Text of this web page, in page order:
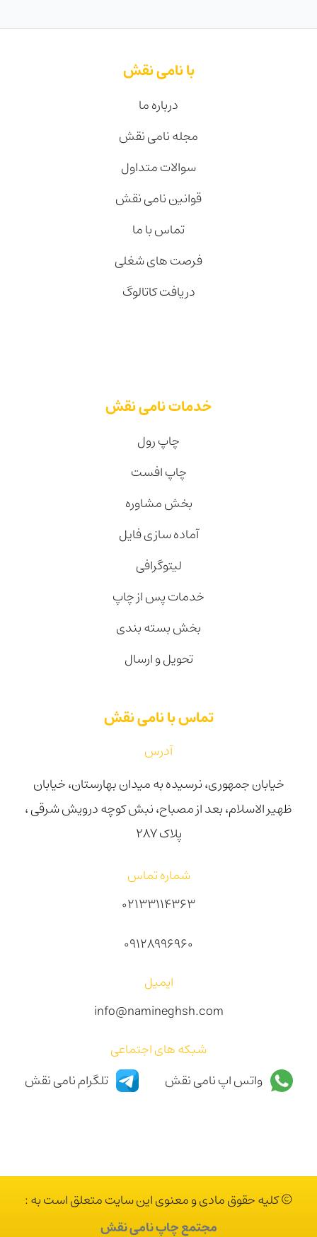
با نامی نقش
درباره ما
مجله نامی نقش
سوالات متداول
قوانین نامی نقش
تماس با ما
فرصت های شغلی
دریافت کاتالوگ
خدمات نامی نقش
چاپ رول
چاپ افست
بخش مشاوره
آماده سازی فایل
لیتوگرافی
خدمات پس از چاپ
بخش بسته بندی
تحویل و ارسال
تماس با نامی نقش
آدرس
خیابان جمهوری، نرسیده به میدان بهارستان، خیابان
ظهیر الاسلام، بعد از مصباح، نبش کوچه درویش شرقی ،
پلاک ۲۸۷
شماره تماس
02133114363
09128996960
ایمیل
info@namineghsh.com
شبکه های اجتماعی
واتس اپ نامی نقش
تلگرام نامی نقش
© کلیه حقوق مادی و معنوی این سایت متعلق است به :
مجتمع چاپ نامی نقش